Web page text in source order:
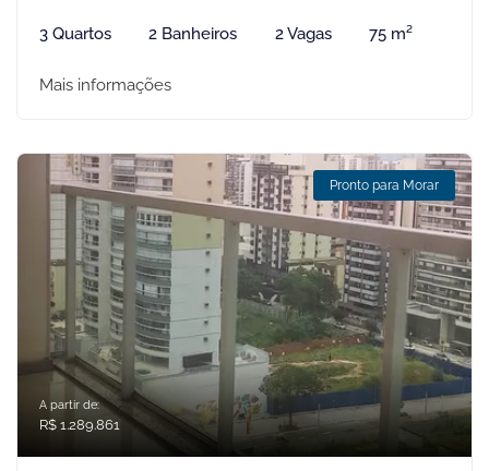
3 Quartos 2 Banheiros 2 Vagas 75 m²
Mais informações
Pronto para Morar
A partir de:
R$ 1.289.861